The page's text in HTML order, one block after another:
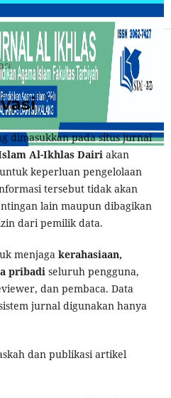
dimasukkan pada situs jurnal
Al-Ikhlas Dairiakan
keperluan pengelolaan
tersebut tidak akan
lain maupun dibagikan
dari pemilik data.
menjaga kerahasiaan,
pribadiseluruh pengguna,
dan pembaca. Data
jurnal digunakan hanya
dan publikasi artikel